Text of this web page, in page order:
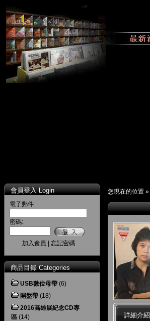
會員登入 Login
電子郵件:
密碼:
加入會員 忘記密碼
商品目錄 Categories
USB數位母帶 (6)
開盤帶 (18)
2016高雄展紀念CD專
區 (14)
您現在的位置 »
詳細介紹